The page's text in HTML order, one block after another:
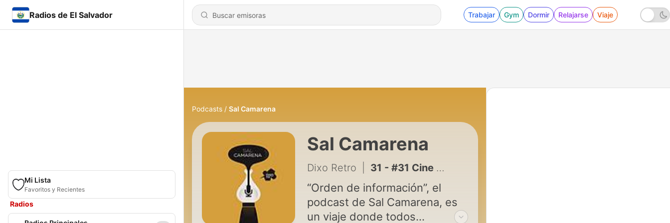
Radios de El Salvador Trabajar Gym Dormir Relajarse Viaje
Mi Lista
Favoritos y Recientes
Radios
Podcasts Sal Camarena
Sal Camarena
Dixo Retro 31 - #31 Cine para saber de periodismo · Salvador Camarena
“Orden de información”, el
podcast de Sal Camarena, es
un viaje donde todos